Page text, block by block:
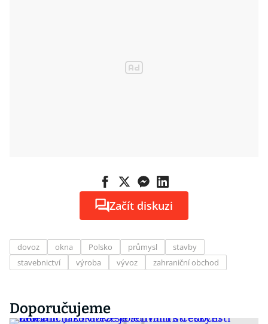
Začít diskuzi
dovoz okna Polsko průmysl
stavby
stavebnictví
výroba vývoz zahraniční obchod
Doporučujeme